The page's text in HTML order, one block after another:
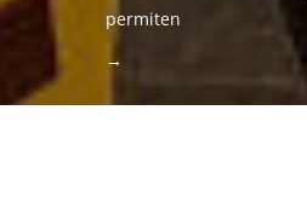
permiten
→